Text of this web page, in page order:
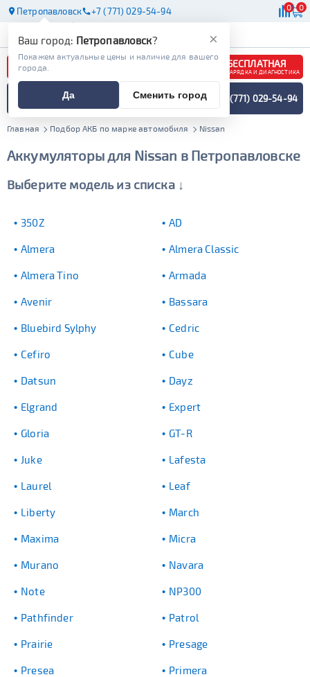
Петропавловск +7 (771) 029-54-94 0 0
АКБ
БЕСПЛАТНАЯ
ЗАРЯДКА И ДИАГНОСТИКА
ПОДБОР АККУМУЛЯТОРА
СПЕЦИАЛИСТОМ +7 (771) 029-54-94
Главная Подбор АКБ по марке автомобиля Nissan
Аккумуляторы для Nissan в Петропавловске
Выберите модель из списка ↓
350Z AD
Almera Almera Classic
Almera Tino Armada
Avenir Bassara
Bluebird Sylphy Cedric
Cefiro Cube
Datsun Dayz
Elgrand Expert
Gloria GT-R
Juke Lafesta
Laurel Leaf
Liberty March
Maxima Micra
Murano Navara
Note NP300
Pathfinder Patrol
Prairie Presage
Presea Primera
×
Ваш город: Петропавловск?
Покажем актуальные цены и наличие для вашего
города.
Да Сменить город